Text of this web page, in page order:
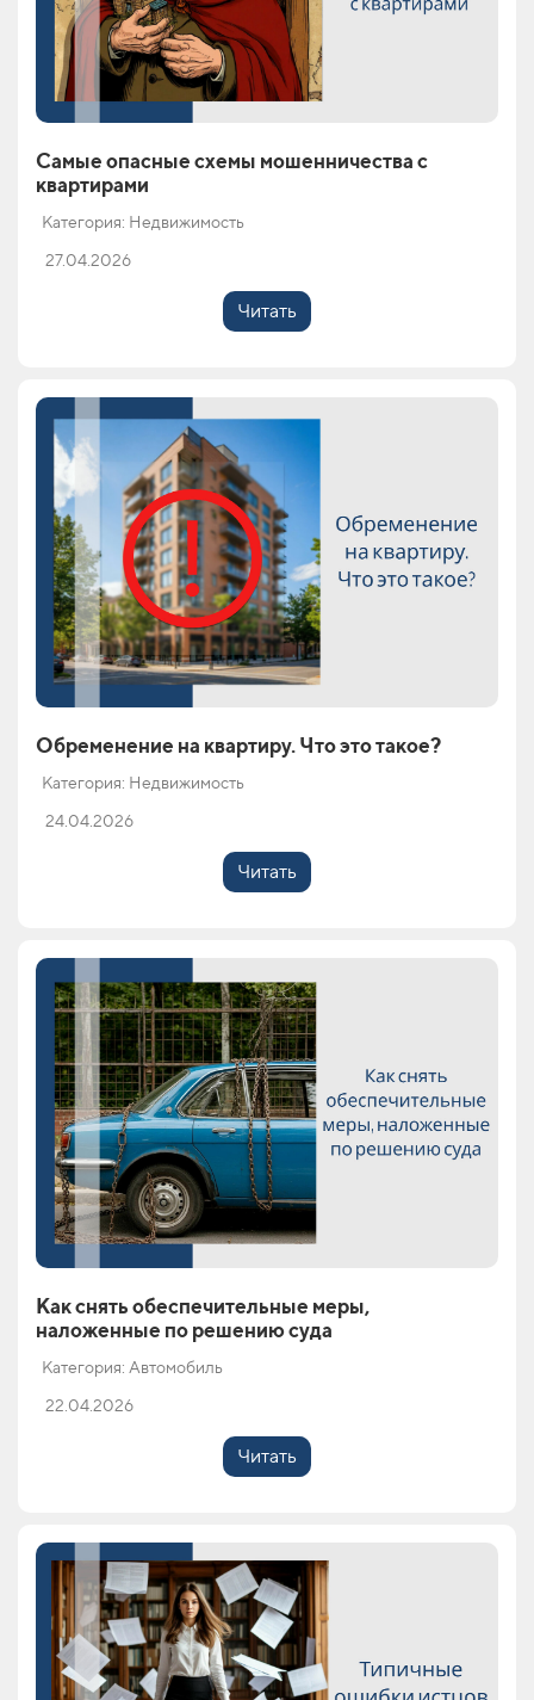
Самые опасные схемы мошенничества с
квартирами
Категория: Недвижимость
27.04.2026
Читать
Обременение на квартиру. Что это такое?
Категория: Недвижимость
24.04.2026
Читать
Как снять обеспечительные меры,
наложенные по решению суда
Категория: Автомобиль
22.04.2026
Читать